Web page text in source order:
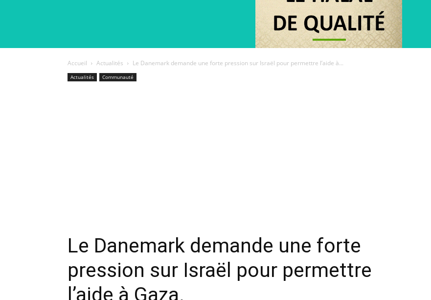
Accueil Actualités Le Danemark demande une forte pression sur Israël pour permettre l’aide à...
Actualités Communauté
Le Danemark demande une forte
pression sur Israël pour permettre
l’aide à Gaza.